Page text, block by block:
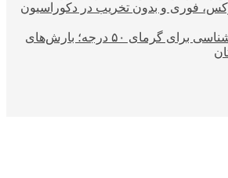
فوری و بدون تخریب در دکوراسیون
هشدار قرمز هواشناسی برای گرمای ۵۰ درجه؛ بارش‌های